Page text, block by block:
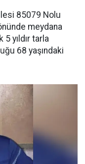
85079 Nolu
meydana
5 yıldır tarla
68 yaşındaki